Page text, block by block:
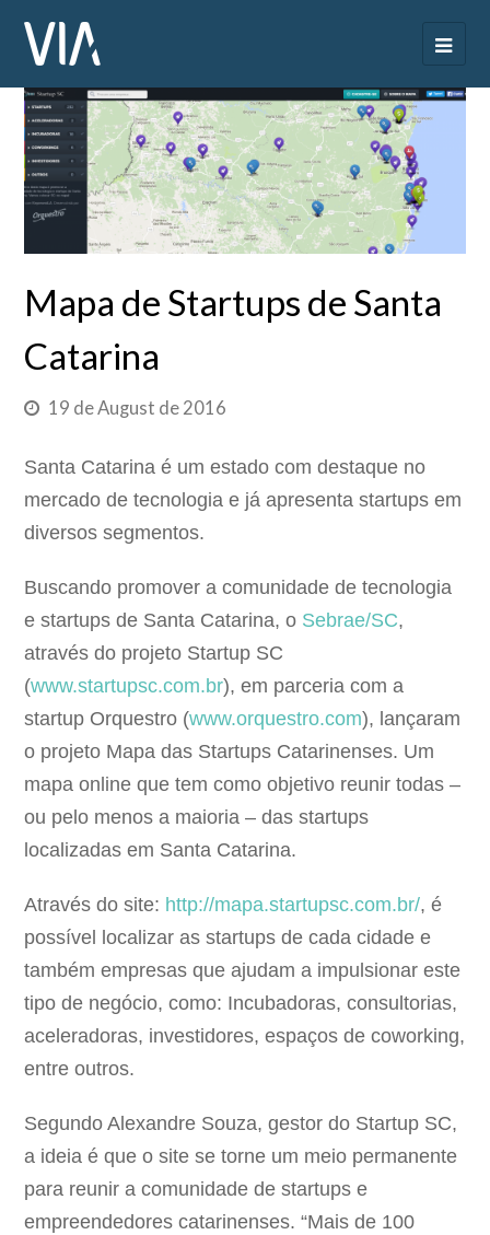
Mapa de Startups de Santa
Catarina
19 de August de 2016
Santa Catarina é um estado com destaque no
mercado de tecnologia e já apresenta startups em
diversos segmentos.
Buscando promover a comunidade de tecnologia
e startups de Santa Catarina, o Sebrae/SC,
através do projeto Startup SC
(www.startupsc.com.br), em parceria com a
startup Orquestro (www.orquestro.com), lançaram
o projeto Mapa das Startups Catarinenses. Um
mapa online que tem como objetivo reunir todas –
ou pelo menos a maioria – das startups
localizadas em Santa Catarina.
Através do site: http://mapa.startupsc.com.br/, é
possível localizar as startups de cada cidade e
também empresas que ajudam a impulsionar este
tipo de negócio, como: Incubadoras, consultorias,
aceleradoras, investidores, espaços de coworking,
entre outros.
Segundo Alexandre Souza, gestor do Startup SC,
a ideia é que o site se torne um meio permanente
para reunir a comunidade de startups e
empreendedores catarinenses. “Mais de 100